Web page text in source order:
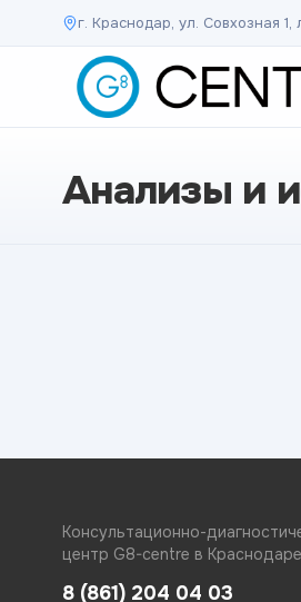
г. Краснодар, ул. Совхозная 1,
Анализы и
Консультационно-
центр G8-centre в Краснодаре
8 (861) 204 04 03